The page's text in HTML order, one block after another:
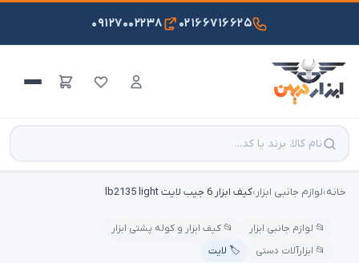
۰۲۱۶۶۷۱۶۶۲۵ ۰۹۱۲۷۰۰۲۲۳۸
خانه›لوازم جانبی ابزار›کیف ابزار 6 جیب لایت lb2135 light
📂 لوازم جانبی ابزار
📂 کیف ابزار و کوله پشتی ابزار
📂 ابزارآلات دستی
🏷️ لایت